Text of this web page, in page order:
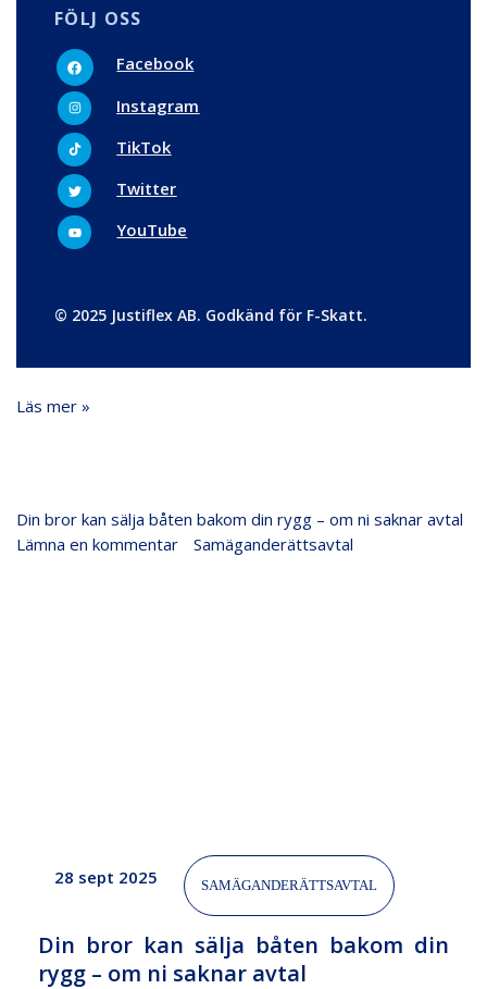
FÖLJ OSS
F
a
c
e
b
o
o
k
Facebook
I
n
s
t
a
g
r
a
m
Instagram
T
i
k
t
o
k
TikTok
T
w
i
t
t
e
Twitter
Y
o
u
YouTube
© 2025 Justiflex AB. Godkänd för F-Skatt.
Läs mer »
Din bror kan sälja båten bakom din rygg – om ni saknar avtal
Lämna en kommentar
Samäganderättsavtal
28 sept 2025 SAMÄGANDERÄTTSAVTAL
Din bror kan sälja båten bakom din
rygg – om ni saknar avtal
bror
kan